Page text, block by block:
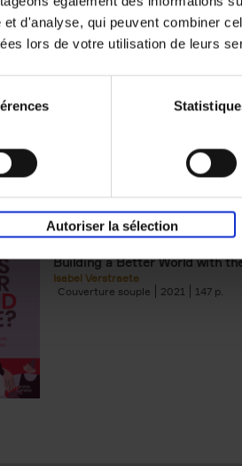
d'analyse, qui peuvent combiner
lors de votre utilisation de leurs
Autoriser la sélection
Building Bonds =
Does Your Brand
Building a Better World with
Isabel Verstraete
Couverture souple
2021 147